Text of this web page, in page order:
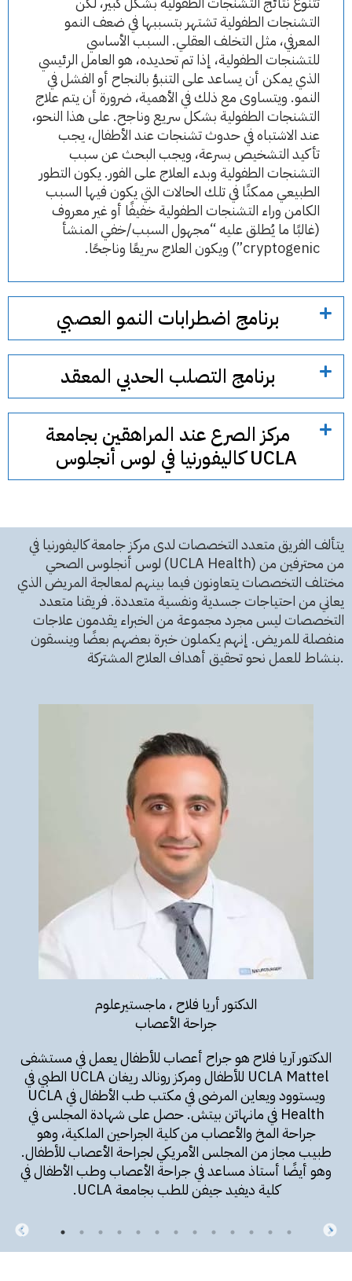
التشنجات الطفولية تشتهر بتسببها في ضعف النمو
المعرفي، مثل التخلف العقلي. السبب الأساسي
للتشنجات الطفولية، إذا تم تحديده، هو العامل الرئيسي
الذي يمكن أن يساعد على التنبؤ بالنجاح أو الفشل في
النمو. ويتساوى مع ذلك في الأهمية، ضرورة أن يتم علاج
التشنجات الطفولية بشكل سريع وناجح. على هذا النحو،
عند الاشتباه في حدوث تشنجات عند الأطفال، يجب
تأكيد التشخيص بسرعة، ويجب البحث عن سبب
التشنجات الطفولية وبدء العلاج على الفور. يكون التطور
الطبيعي ممكنًا في تلك الحالات التي يكون فيها السبب
الكامن وراء التشنجات الطفولية خفيفًا أو غير معروف
(غالبًا ما يُطلق عليه “مجهول السبب/خفي المنشأ
cryptogenic”) ويكون العلاج سريعًا وناجحًا.
برنامج اضطرابات النمو العصبي
برنامج التصلب الحدبي المعقد
مركز الصرع عند المراهقين بجامعة
كاليفورنيا في لوس أنجلوس UCLA
يتألف الفريق متعدد التخصصات لدى مركز جامعة كاليفورنيا في
لوس أنجلوس الصحي (UCLA Health) من محترفين من
مختلف التخصصات يتعاونون فيما بينهم لمعالجة المريض الذي
يعاني من احتياجات جسدية ونفسية متعددة. فريقنا متعدد
التخصصات ليس مجرد مجموعة من الخبراء يقدمون علاجات
منفصلة للمريض. إنهم يكملون خبرة بعضهم بعضًا وينسقون
بنشاط للعمل نحو تحقيق أهداف العلاج المشتركة.
الدكتور أريا فلاح ، ماجستيرعلوم
جراحة الأعصاب
الدكتور آريا فلاح هو جراح أعصاب للأطفال يعمل في مستشفى
UCLA Mattel للأطفال ومركز رونالد ريغان UCLA الطبي في
ويستوود ويعاين المرضى في مكتب طب الأطفال في UCLA
Health في مانهاتن بيتش. حصل على شهادة المجلس في
جراحة المخ والأعصاب من كلية الجراحين الملكية، وهو
طبيب مجاز من المجلس الأمريكي لجراحة الأعصاب للأطفال.
وهو أيضًا أستاذ مساعد في جراحة الأعصاب وطب الأطفال في
كلية ديفيد جيفن للطب بجامعة UCLA.